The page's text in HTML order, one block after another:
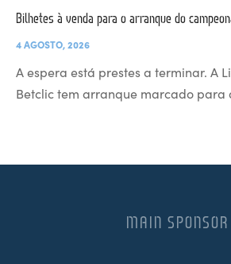
Bilhetes à venda para o arranque do
4 AGOSTO, 2026
A espera está prestes a terminar. A
Betclic tem arranque marcado
MAIN SPONSOR